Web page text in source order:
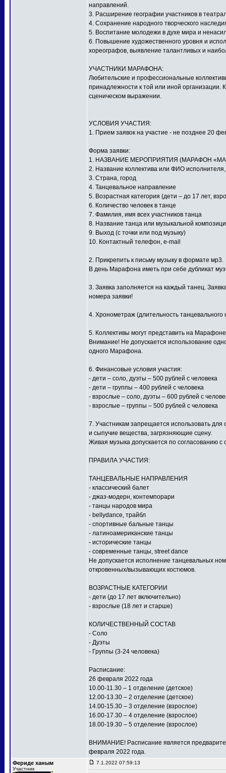
направлений.
3. Расширение географии участников в
4. Сохранение народного творческого
5. Воспитание молодежи в духе мира и
6. Повышение художественного уровня и
хореографов, выявление талантливых и
УЧАСТНИКИ МАРАФОНА:
Любительские и профессиональные
принадлежности к той или иной организации.
сценическом выражении.
УСЛОВИЯ УЧАСТИЯ:
1. Прием заявок на участие - не позднее 20
Форма заявки:
1. НАЗВАНИЕ МЕРОПРИЯТИЯ (МАРАФОН
2. Название коллектива или ФИО
3. Страна, город
4. Танцевальное направление
5. Возрастная категория (дети – до 17 лет,
6. Количество человек в танце
7. Фамилия, имя всех участников танца
8. Название танца или музыкальной
9. Выход (с точки или под музыку)
10. Контактный телефон, e-mail
2. Прикрепить к письму музыку в формате мр3.
В день Марафона иметь при себе дубликат
3. Заявка заполняется на каждый танец.
номера заявки!
4. Хронометраж (длительность танцевального
5. Коллективы могут представить на
Внимание! Не допускается использование
одного Марафона.
6. Финансовые условия участия:
- дети – соло, дуэты – 500 рублей с человека
- дети – группы – 400 рублей с человека
- взрослые – соло, дуэты – 600 рублей с
- взрослые – группы – 500 рублей с человека
7. Участникам запрещается использовать
и сыпучие вещества, загрязняющие сцену.
Живая музыка допускается по согласованию
ПРАВИЛА УЧАСТИЯ:
ТАНЦЕВАЛЬНЫЕ НАПРАВЛЕНИЯ
- классический балет
- джаз-модерн, контемпорари
- танцы народов мира
- bellydance, трайбл
- спортивные бальные танцы
- латиноамериканские танцы
- исторические танцы
- современные танцы, street dance
Не допускается исполнение танцевальных
откровенных/вызывающих костюмов.
ВОЗРАСТНЫЕ КАТЕГОРИИ
- дети (до 17 лет включительно)
- взрослые (18 лет и старше)
КОЛИЧЕСТВЕННЫЙ СОСТАВ
- Соло
- Дуэты
- Группы (3-24 человека)
Расписание:
26 февраля 2022 года
10.00-11.30 – 1 отделение (детское)
12.00-13.30 – 2 отделение (детское)
14.00-15.30 – 3 отделение (взрослое)
16.00-17.30 – 4 отделение (взрослое)
18.00-19.30 – 5 отделение (взрослое)
ВНИМАНИЕ! Расписание является
февраля 2022 года.
Фериде ханым
Участник
7.1.2022 07:59:13